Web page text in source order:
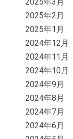
2025年2月
2025年1月
2024年12月
2024年11月
2024年10月
2024年9月
2024年8月
2024年7月
2024年6月